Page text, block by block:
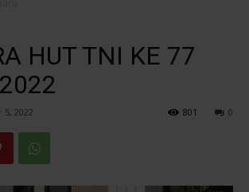
14
HUT TNI KE 77
2022 0
801